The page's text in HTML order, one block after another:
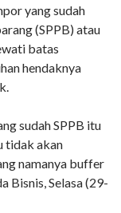
yang sudah
(SPPB) atau
batas
hendaknya
sudah SPPB itu
tidak akan
namanya buffer
Bisnis, Selasa (29-